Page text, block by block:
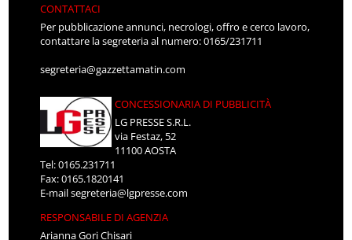
CONTATTACI
Per pubblicazione annunci, necrologi, offro e cerco lavoro,
contattare la segreteria al numero: 0165/231711
segreteria@gazzettamatin.com
CONCESSIONARIA DI PUBBLICITÀ
LG PRESSE S.R.L.
via Festaz, 52
11100 AOSTA
Tel: 0165.231711
Fax: 0165.1820141
E-mailsegreteria@lgpresse.com
RESPONSABILE DI AGENZIA
Arianna Gori Chisari